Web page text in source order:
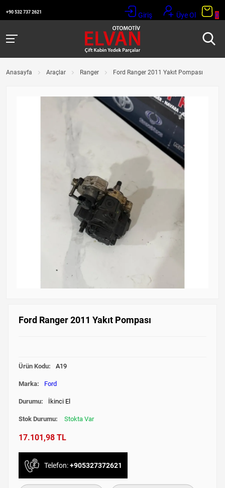
+90 532 737 2621 Giriş Üye Ol 0
Anasayfa Araçlar Ranger Ford Ranger 2011 Yakıt Pompası
Ford Ranger 2011 Yakıt Pompası
Ürün Kodu: A19
Marka: Ford
Durumu: İkinci El
Stok Durumu: Stokta Var
17.101,98 TL
Telefon:+905327372621